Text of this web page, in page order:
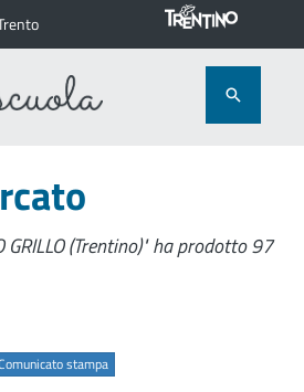
GRILLO (Trentino)" ha prodotto 97
stampa